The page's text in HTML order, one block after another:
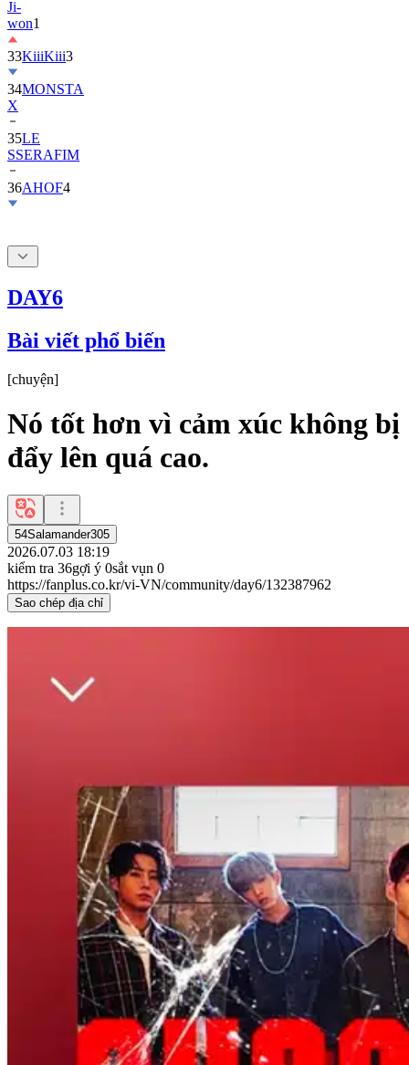
33KiiiKiii
34MONSTA
X
35
SSERAFIM
36AHOF4
DAY6
Bài viết phổ biến
[chuyện]
Nó tốt hơn vì cảm xúc không bị
đẩy lên quá cao.
54Salamander305
2026.07.03 18:19
kiểm tra 36gợi ý 0sắt vụn 0
https://fanplus.co.kr/vi-VN/community/day6/132387962
Sao chép địa chỉ